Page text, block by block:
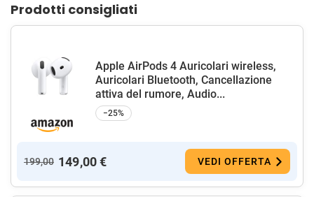
Prodotti consigliati
Apple AirPods 4 Auricolari wireless,
Auricolari Bluetooth, Cancellazione
attiva del rumore, Audio...
−25%
199,00 149,00 € VEDI OFFERTA